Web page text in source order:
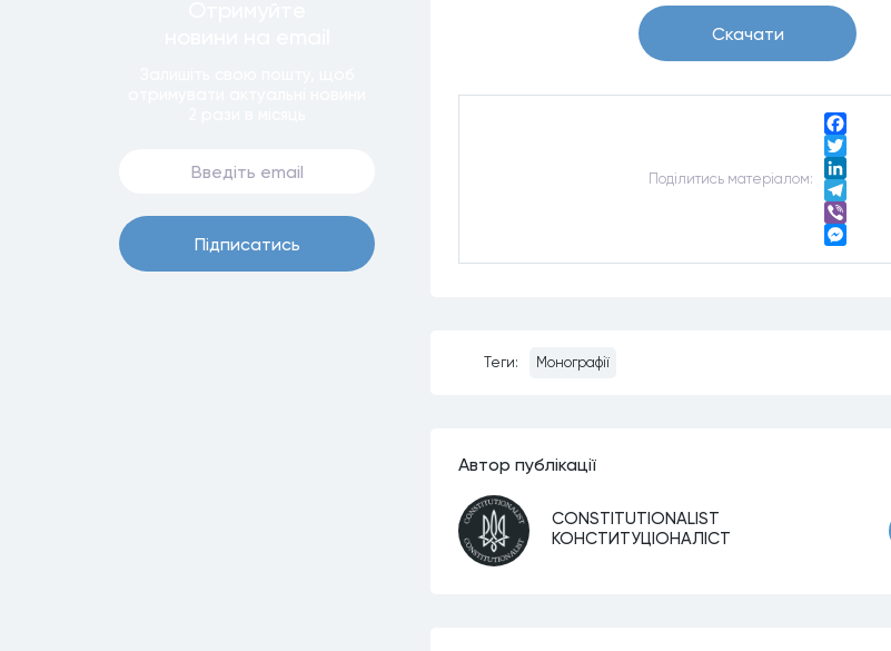
Пiдписатись
Скачати
Подiлитись матерiалом:
Facebook
Twitter
LinkedIn
Telegram
Viber
Теги: Монографії
Автор публiкацiї
CONSTITUTIONALIST
КОНСТИТУЦІОНАЛІСТ